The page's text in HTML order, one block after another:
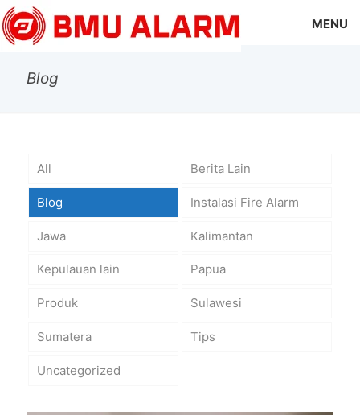
MENU
Blog
All Berita Lain
Blog Instalasi Fire Alarm
Jawa Kalimantan
Kepulauan lain Papua
Produk Sulawesi
Sumatera Tips
Uncategorized